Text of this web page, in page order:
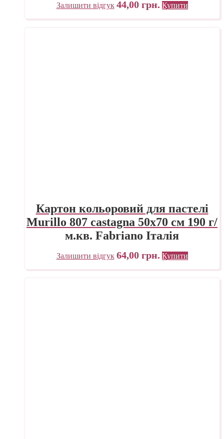
Залишити відгук 44,00 грн. Купити
Картон кольоровий для пастелі
Murillo 807 castagna 50х70 см 190 г/
м.кв. Fabriano Італія
Залишити відгук 64,00 грн. Купити